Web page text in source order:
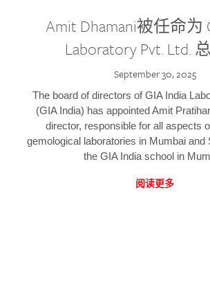
Amit Dhamani被任命为
Laboratory Pvt. Ltd.
September 30, 2025
The board of directors of GIA India
(GIA India) has appointed Amit
director, responsible for all aspects
gemological laboratories in Mumbai and
the GIA India school in
阅读更多